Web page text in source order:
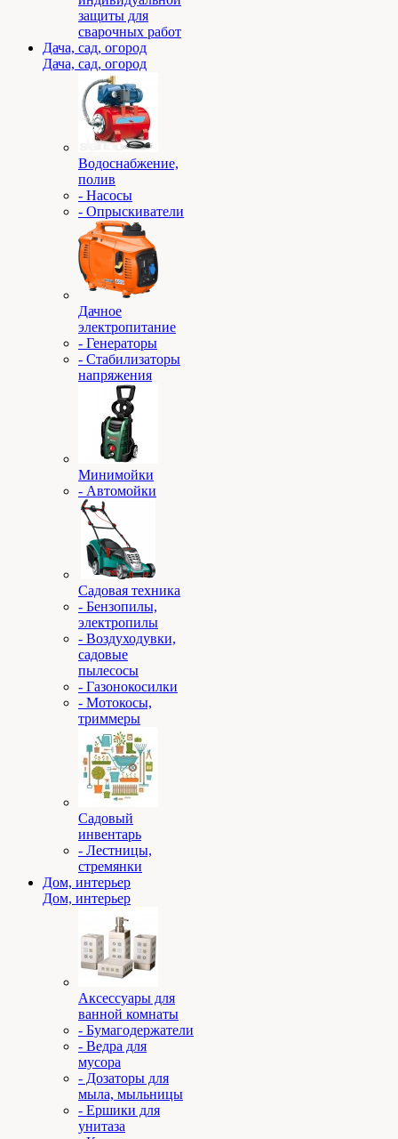
защиты для
сварочных работ
Дача, сад, огород
Дача, сад, огород
Водоснабжение,
полив
- Насосы
- Опрыскиватели
Дачное
электропитание
- Генераторы
- Стабилизаторы
напряжения
Минимойки
- Автомойки
Садовая техника
- Бензопилы,
электропилы
- Воздуходувки,
садовые
пылесосы
- Газонокосилки
- Мотокосы,
триммеры
Садовый
инвентарь
- Лестницы,
стремянки
Дом, интерьер
Дом, интерьер
Аксессуары для
ванной комнаты
- Бумагодержатели
- Ведра для
мусора
- Дозаторы для
мыла, мыльницы
- Ершики для
унитаза